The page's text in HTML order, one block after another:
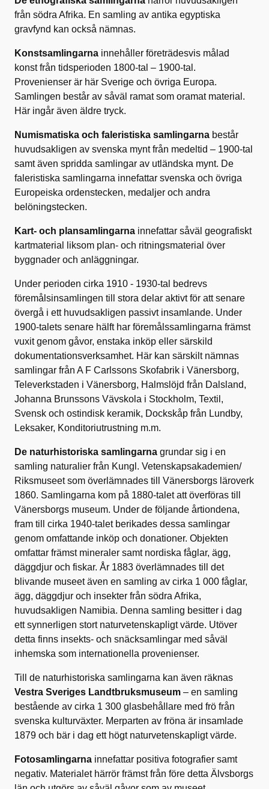
från södra Afrika. En samling av antika egyptiska
gravfynd kan också nämnas.
Konstsamlingarna innehåller företrädesvis målad
konst från tidsperioden 1800-tal – 1900-tal.
Provenienser är här Sverige och övriga Europa.
Samlingen består av såväl ramat som oramat material.
Här ingår även äldre tryck.
Numismatiska och faleristiska samlingarna består
huvudsakligen av svenska mynt från medeltid – 1900-tal
samt även spridda samlingar av utländska mynt. De
faleristiska samlingarna innefattar svenska och övriga
Europeiska ordenstecken, medaljer och andra
belöningstecken.
Kart- och plansamlingarna innefattar såväl geografiskt
kartmaterial liksom plan- och ritningsmaterial över
byggnader och anläggningar.
Under perioden cirka 1910 - 1930-tal bedrevs
föremålsinsamlingen till stora delar aktivt för att senare
övergå i ett huvudsakligen passivt insamlande. Under
1900-talets senare hälft har föremålssamlingarna främst
vuxit genom gåvor, enstaka inköp eller särskild
dokumentationsverksamhet. Här kan särskilt nämnas
samlingar från A F Carlssons Skofabrik i Vänersborg,
Televerkstaden i Vänersborg, Halmslöjd från Dalsland,
Johanna Brunssons Vävskola i Stockholm, Textil,
Svensk och ostindisk keramik, Dockskåp från Lundby,
Leksaker, Konditoriutrustning m.m.
De naturhistoriska samlingarna grundar sig i en
samling naturalier från Kungl. Vetenskapsakademien/
Riksmuseet som överlämnades till Vänersborgs läroverk
1860. Samlingarna kom på 1880-talet att överföras till
Vänersborgs museum. Under de följande årtiondena,
fram till cirka 1940-talet berikades dessa samlingar
genom omfattande inköp och donationer. Objekten
omfattar främst mineraler samt nordiska fåglar, ägg,
däggdjur och fiskar. År 1883 överlämnades till det
blivande museet även en samling av cirka 1 000 fåglar,
ägg, däggdjur och insekter från södra Afrika,
huvudsakligen Namibia. Denna samling besitter i dag
ett synnerligen stort naturvetenskapligt värde. Utöver
detta finns insekts- och snäcksamlingar med såväl
inhemska som internationella provenienser.
Till de naturhistoriska samlingarna kan även räknas
Vestra Sveriges Landtbruksmuseum – en samling
bestående av cirka 1 300 glasbehållare med frö från
svenska kulturväxter. Merparten av fröna är insamlade
1879 och bär i dag ett högt naturvetenskapligt värde.
Fotosamlingarna innefattar positiva fotografier samt
negativ. Materialet härrör främst från före detta Älvsborgs